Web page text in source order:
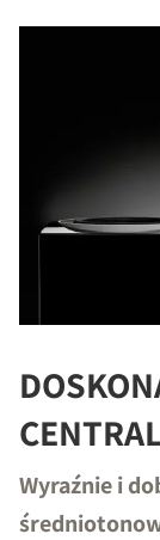
Wyraźnie i